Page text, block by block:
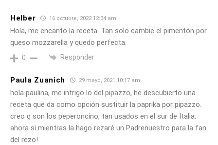
Helber 16 octubre, 2022 12:34 am
Hola, me encanto la receta. Tan solo cambie el pimentón por
queso mozzarella y quedo perfecta.
0 Responder
Paula Zuanich 29 mayo, 2021 10:17 am
hola paulina, me intrigo lo del pipazzo, he descubierto una
receta que da como opción sustituir la paprika por pipazzo.
creo q son los peperoncino, tan usados en el sur de Italia,
ahora si mientras la hago rezaré un Padrenuestro para la fan
del rezo!